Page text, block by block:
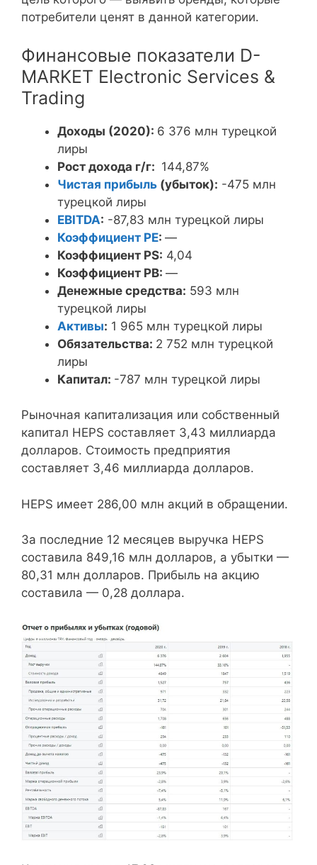
потребители ценят в данной категории.
Финансовые показатели D-
MARKET Electronic Services &
Trading
Доходы (2020): 6 376 млн турецкой
лиры
Рост дохода г/г: 144,87%
Чистая прибыль (убыток): -475 млн
турецкой лиры
EBITDA: -87,83 млн турецкой лиры
Коэффициент PE: —
Коэффициент PS: 4,04
Коэффициент PB: —
Денежные средства: 593 млн
турецкой лиры
Активы: 1 965 млн турецкой лиры
Обязательства: 2 752 млн турецкой
лиры
Капитал: -787 млн турецкой лиры
Рыночная капитализация или собственный
капитал HEPS составляет 3,43 миллиарда
долларов. Стоимость предприятия
составляет 3,46 миллиарда долларов.
HEPS имеет 286,00 млн акций в обращении.
За последние 12 месяцев выручка HEPS
составила 849,16 млн долларов, а убытки —
80,31 млн долларов. Прибыль на акцию
составила — 0,28 доллара.